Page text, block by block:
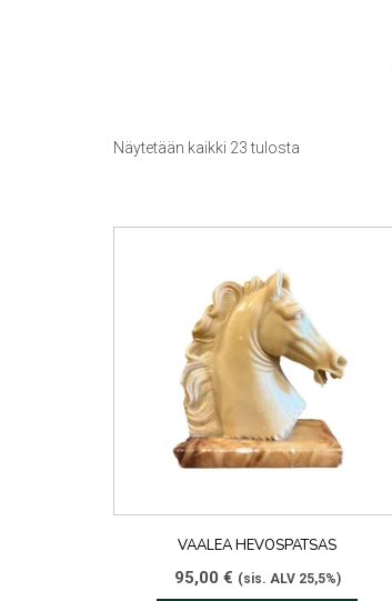
Näytetään kaikki 23 tulosta
VAALEA HEVOSPATSAS
95,00 € (sis. ALV 25,5%)